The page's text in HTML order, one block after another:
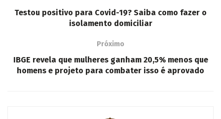
Testou positivo para Covid-19? Saiba como fazer o
isolamento domiciliar
Próximo
IBGE revela que mulheres ganham 20,5% menos que
homens e projeto para combater isso é aprovado